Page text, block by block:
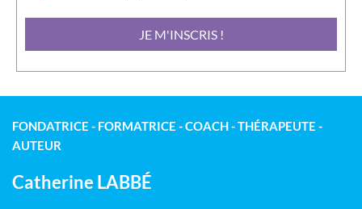
JE M'INSCRIS !
FONDATRICE - FORMATRICE - COACH - THÉRAPEUTE -
AUTEUR
Catherine LABBÉ